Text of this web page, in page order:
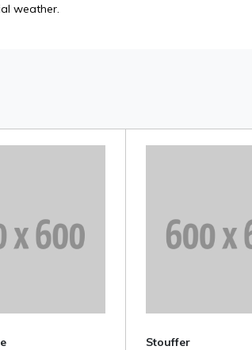
weather.
Stouffer